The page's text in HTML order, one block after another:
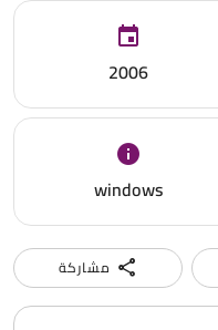
2006
windows
مشاركة